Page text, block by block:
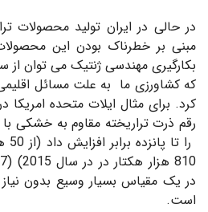
در حالی در ایران تولید محصولات
مبنی بر خطرناک بودن این
بکارگیری مهندسی ژنتیک می توان
که کشاورزی ما به علت مسائل
کرد. برای مثال ایلات متحده
در یک مقیاس بسیار وسیع بدون
است.